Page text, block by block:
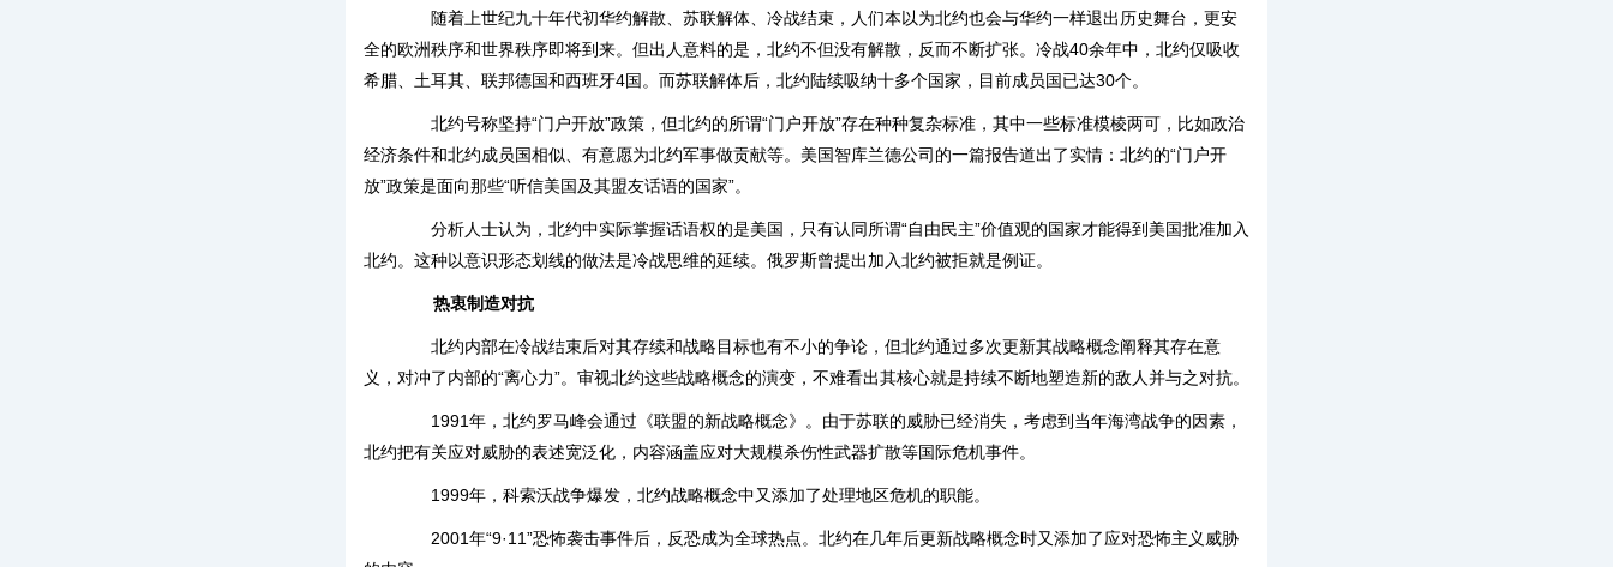
随着上世纪九十年代初华约解散、苏联解体、冷战结束，人们本以为北约也会与华约一样退出历史舞台，更安
全的欧洲秩序和世界秩序即将到来。但出人意料的是，北约不但没有解散，反而不断扩张。冷战40余年中，北约仅吸收
希腊、土耳其、联邦德国和西班牙4国。而苏联解体后，北约陆续吸纳十多个国家，目前成员国已达30个。
北约号称坚持“门户开放”政策，但北约的所谓“门户开放”存在种种复杂标准，其中一些标准模棱两可，比如政治
经济条件和北约成员国相似、有意愿为北约军事做贡献等。美国智库兰德公司的一篇报告道出了实情：北约的“门户开
放”政策是面向那些“听信美国及其盟友话语的国家”。
分析人士认为，北约中实际掌握话语权的是美国，只有认同所谓“自由民主”价值观的国家才能得到美国批准加入
北约。这种以意识形态划线的做法是冷战思维的延续。俄罗斯曾提出加入北约被拒就是例证。
热衷制造对抗
北约内部在冷战结束后对其存续和战略目标也有不小的争论，但北约通过多次更新其战略概念阐释其存在意
义，对冲了内部的“离心力”。审视北约这些战略概念的演变，不难看出其核心就是持续不断地塑造新的敌人并与之对抗。
1991年，北约罗马峰会通过《联盟的新战略概念》。由于苏联的威胁已经消失，考虑到当年海湾战争的因素，
北约把有关应对威胁的表述宽泛化，内容涵盖应对大规模杀伤性武器扩散等国际危机事件。
1999年，科索沃战争爆发，北约战略概念中又添加了处理地区危机的职能。
2001年“9·11”恐怖袭击事件后，反恐成为全球热点。北约在几年后更新战略概念时又添加了应对恐怖主义威胁